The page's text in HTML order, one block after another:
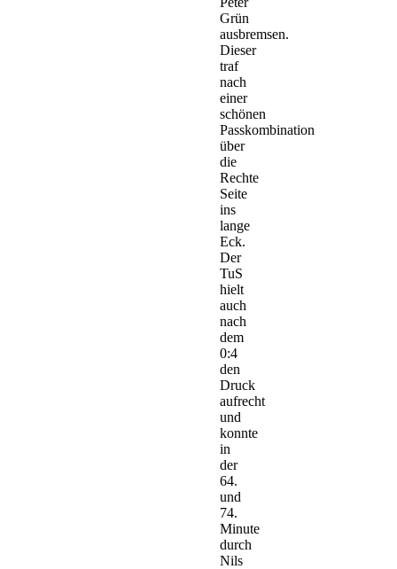
Grün
ausbremsen.
Dieser
traf
nach
einer
schönen
Passkombination
über
die
Rechte
Seite
ins
lange
Eck.
Der
TuS
hielt
auch
nach
dem
0:4
den
Druck
aufrecht
und
konnte
in
der
64.
und
74.
Minute
durch
Nils